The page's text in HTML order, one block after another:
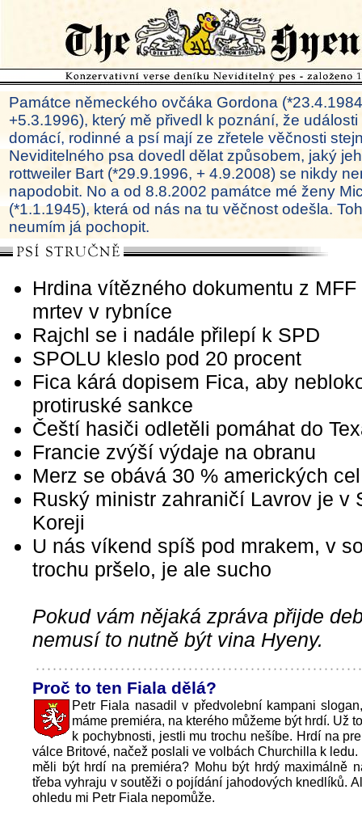
Památce německého ovčáka Gordona
+5.3.1996), který mě přivedl k poznání, že
domácí, rodinné a psí mají ze zřetele věčnosti
Neviditelného psa dovedl dělat způsobem, jaký
rottweiler Bart (*29.9.1996, + 4.9.2008) se nikdy
napodobit. No a od 8.8.2002 památce mé ženy
(*1.1.1945), která od nás na tu věčnost odešla.
neumím já pochopit.
Hrdina vítězného dokumentu z
mrtev v rybníce
Rajchl se i nadále přilepí k SPD
SPOLU kleslo pod 20 procent
Fica kárá dopisem Fica, aby
protiruské sankce
Čeští hasiči odletěli pomáhat do
Francie zvýší výdaje na obranu
Merz se obává 30 % amerických cel
Ruský ministr zahraničí Lavrov je v
Koreji
U nás víkend spíš pod mrakem, v
trochu pršelo, je ale sucho
Pokud vám nějaká zpráva přijde
nemusí to nutně být vina Hyeny.
Proč to ten Fiala dělá?
Petr Fiala nasadil v předvolební kampani
máme premiéra, na kterého můžeme být hrdí. Už
k pochybnosti, jestli mu trochu nešíbe. Hrdí na
válce Britové, načež poslali ve volbách Churchilla k ledu.
měli být hrdí na premiéra? Mohu být hrdý maximálně
třeba vyhraju v soutěži o pojídání jahodových knedlíků.
ohledu mi Petr Fiala nepomůže.